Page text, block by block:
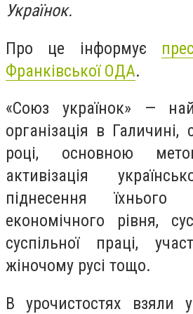
Українок.
Про це інформує
Франківської ОДА.
«Союз українок» —
організація в Галичині,
році, основною
активізація
піднесення їхнього
економічного рівня,
суспільної праці,
жіночому русі тощо.
В урочистостях взяли